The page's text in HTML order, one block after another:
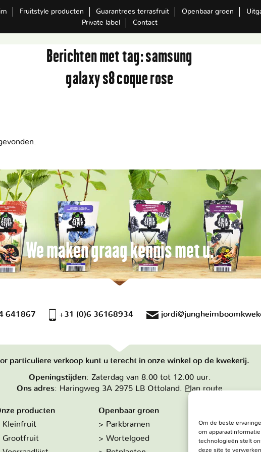
Om de beste
om
technologieën stelt
deze site te
Fruitstyle producten Guarantrees terrasfruit Openbaar groen
Private label
Contact
Berichten met tag:samsung
galaxy s8 coque rose
We maken graag kennis met u.
641867 +31 (0)6 36168934
particuliere verkoop kunt u terecht in onze winkel op de kwekerij.
Openingstijden: Zaterdag van 8.00 tot 12.00 uur.
Ons adres: Haringweg 3A 2975 LB Ottoland. Plan route
producten
Kleinfruit
Grootfruit
Openbaar groen
Parkbramen
Wortelgoed
Hoe we
De kwekerij